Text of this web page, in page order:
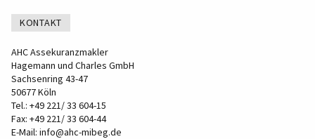
KONTAKT
AHC Assekuranzmakler
Hagemann und Charles GmbH
Sachsenring 43-47
50677 Köln
Tel.: +49 221/ 33 604-15
Fax: +49 221/ 33 604-44
E-Mail: info@ahc-mibeg.de